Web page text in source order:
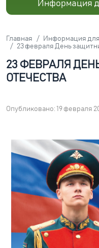
Информация
Главная Информация
23 февраля День
23 ФЕВРАЛЯ
ОТЕЧЕСТВА
Опубликовано: 19 февраля